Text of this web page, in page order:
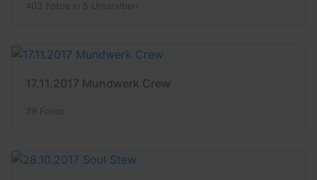
403 Fotos in 5 Unteralben
17.11.2017 Mundwerk Crew
39 Fotos